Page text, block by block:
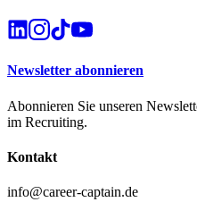
Newsletter abonnieren
Abonnieren Sie unseren
im Recruiting.
Kontakt
info@career-captain.de